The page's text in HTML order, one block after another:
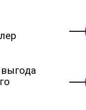
выгода